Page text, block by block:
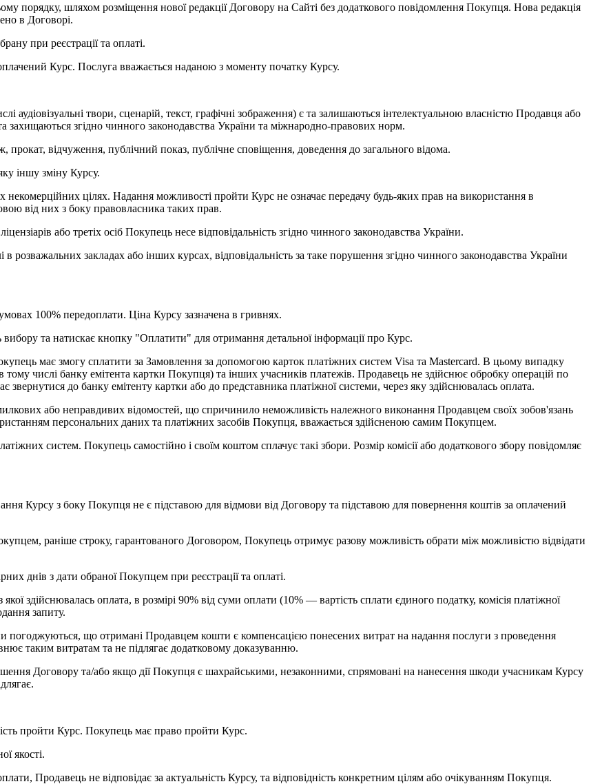
порядку, шляхом розміщення нової редакції Договору на Сайті без додаткового повідомлення Покупця. Нова редакція
в Договорі.
при реєстрації та оплаті.
Курс. Послуга вважається наданою з моменту початку Курсу.
твори, сценарій, текст, графічні зображення) є та залишаються інтелектуальною власністю Продавця або
захищаються згідно чинного законодавства України та міжнародно-правових норм.
відчуження, публічний показ, публічне сповіщення, доведення до загального відома.
іншу зміну Курсу.
цілях. Надання можливості пройти Курс не означає передачу будь-яких прав на використання в
від них з боку правовласника таких прав.
або третіх осіб Покупець несе відповідальність згідно чинного законодавства України.
закладах або інших курсах, відповідальність за таке порушення згідно чинного законодавства України
100% передоплати. Ціна Курсу зазначена в гривнях.
та натискає кнопку "Оплатити" для отримання детальної інформації про Курс.
має змогу сплатити за Замовлення за допомогою карток платіжних систем Visa та Mastercard. В цьому випадку
тому числі банку емітента картки Покупця) та інших учасників платежів. Продавець не здійснює обробку операцій по
до банку емітенту картки або до представника платіжної системи, через яку здійснювалась оплата.
або неправдивих відомостей, що спричинило неможливість належного виконання Продавцем своїх зобов'язань
персональних даних та платіжних засобів Покупця, вважається здійсненою самим Покупцем.
систем. Покупець самостійно і своїм коштом сплачує такі збори. Розмір комісії або додаткового збору повідомляє
Курсу з боку Покупця не є підставою для відмови від Договору та підставою для повернення коштів за оплачений
раніше строку, гарантованого Договором, Покупець отримує разову можливість обрати між можливістю відвідати
днів з дати обраної Покупцем при реєстрації та оплаті.
здійснювалась оплата, в розмірі 90% від суми оплати (10% — вартість сплати єдиного податку, комісія платіжної
запиту.
погоджуються, що отримані Продавцем кошти є компенсацією понесених витрат на надання послуги з проведення
таким витратам та не підлягає додатковому доказуванню.
Договору та/або якщо дії Покупця є шахрайськими, незаконними, спрямовані на нанесення шкоди учасникам Курсу
пройти Курс. Покупець має право пройти Курс.
якості.
Продавець не відповідає за актуальність Курсу, та відповідність конкретним цілям або очікуванням Покупця.